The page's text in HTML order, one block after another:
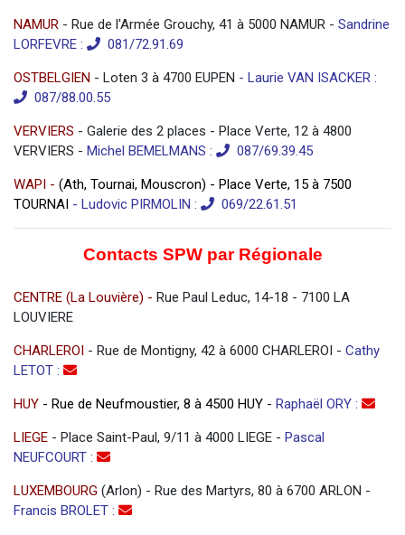
NAMUR - Rue de l'Armée Grouchy, 41 à 5000 NAMUR - Sandrine
LORFEVRE : 081/72.91.69
OSTBELGIEN - Loten 3 à 4700 EUPEN - Laurie VAN ISACKER :
087/88.00.55
VERVIERS - Galerie des 2 places - Place Verte, 12 à 4800
VERVIERS - Michel BEMELMANS : 087/69.39.45
WAPI - (Ath, Tournai, Mouscron) - Place Verte, 15 à 7500
TOURNAI - Ludovic PIRMOLIN : 069/22.61.51
Contacts SPW par Régionale
CENTRE (La Louvière) - Rue Paul Leduc, 14-18 - 7100 LA
LOUVIERE
CHARLEROI - Rue de Montigny, 42 à 6000 CHARLEROI - Cathy
LETOT :
HUY - Rue de Neufmoustier, 8 à 4500 HUY - Raphaël ORY :
LIEGE - Place Saint-Paul, 9/11 à 4000 LIEGE - Pascal
NEUFCOURT :
LUXEMBOURG (Arlon) - Rue des Martyrs, 80 à 6700 ARLON -
Francis BROLET :